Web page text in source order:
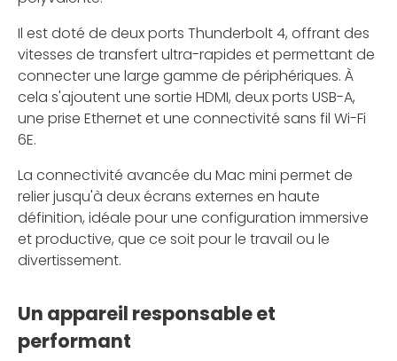
Il est doté de deux ports Thunderbolt 4, offrant des
vitesses de transfert ultra-rapides et permettant de
connecter une large gamme de périphériques. À
cela s'ajoutent une sortie HDMI, deux ports USB-A,
une prise Ethernet et une connectivité sans fil Wi-Fi
6E.
La connectivité avancée du Mac mini permet de
relier jusqu'à deux écrans externes en haute
définition, idéale pour une configuration immersive
et productive, que ce soit pour le travail ou le
divertissement.
Un appareil responsable et
performant